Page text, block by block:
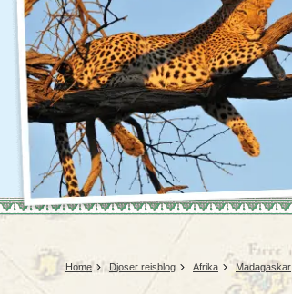
Fietsreis (2)
Wandelreis (1)
Cultuur (3)
Natuur (6)
Nieuwe reizen
Voodoo in Benin en Togo, 16
dagen
Botswana
Egypte
Ghana
Kaapverdië
Madagaskar
Malawi
Marokko
Mauritius
Fietsreis (1)
Cultuur (9)
Natuur (13)
Home Djoser reisblog Afrika Madagaskar